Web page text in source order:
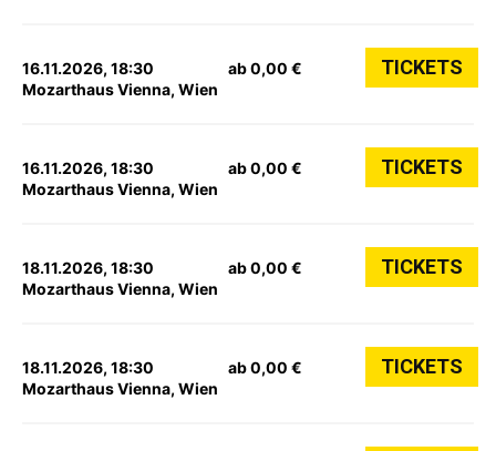
16.11.2026, 18:30
Mozarthaus Vienna, Wien
ab 0,00 € TICKETS
16.11.2026, 18:30
Mozarthaus Vienna, Wien
ab 0,00 € TICKETS
18.11.2026, 18:30
Mozarthaus Vienna, Wien
ab 0,00 € TICKETS
18.11.2026, 18:30
Mozarthaus Vienna, Wien
ab 0,00 € TICKETS